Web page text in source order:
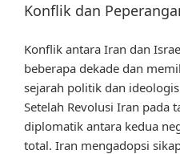
Konflik dan
Konflik antara Iran dan
beberapa dekade dan
sejarah politik dan
Setelah Revolusi Iran pada
diplomatik antara kedua
total. Iran mengadopsi